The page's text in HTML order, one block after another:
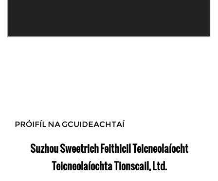
PRÓIFÍL NA GCUIDEACHTAÍ
Suzhou Sweetrich Feithicil Teicneolaíocht
Teicneolaíochta Tionscail, Ltd.